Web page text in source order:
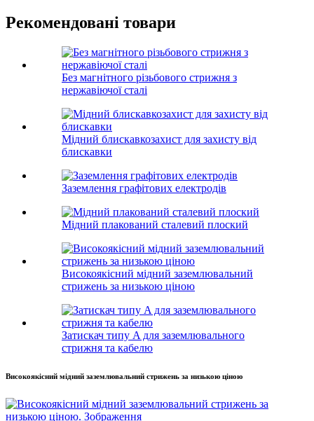
Рекомендовані товари
Без магнітного різьбового стрижня з
нержавіючої сталі
Мідний блискавкозахист для захисту від
блискавки
Заземлення графітових електродів
Мідний плакований сталевий плоский
Високоякісний мідний заземлювальний
стрижень за низькою ціною
Затискач типу A для заземлювального
стрижня та кабелю
Високоякісний мідний заземлювальний стрижень за низькою ціною